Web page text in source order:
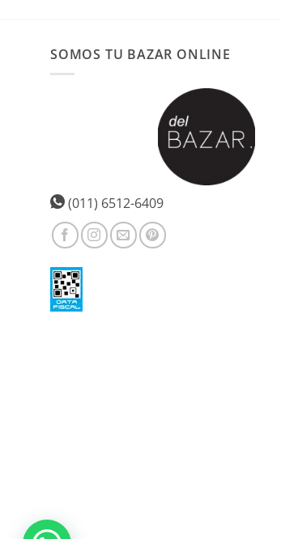
SOMOS TU BAZAR ONLINE
(011) 6512-6409